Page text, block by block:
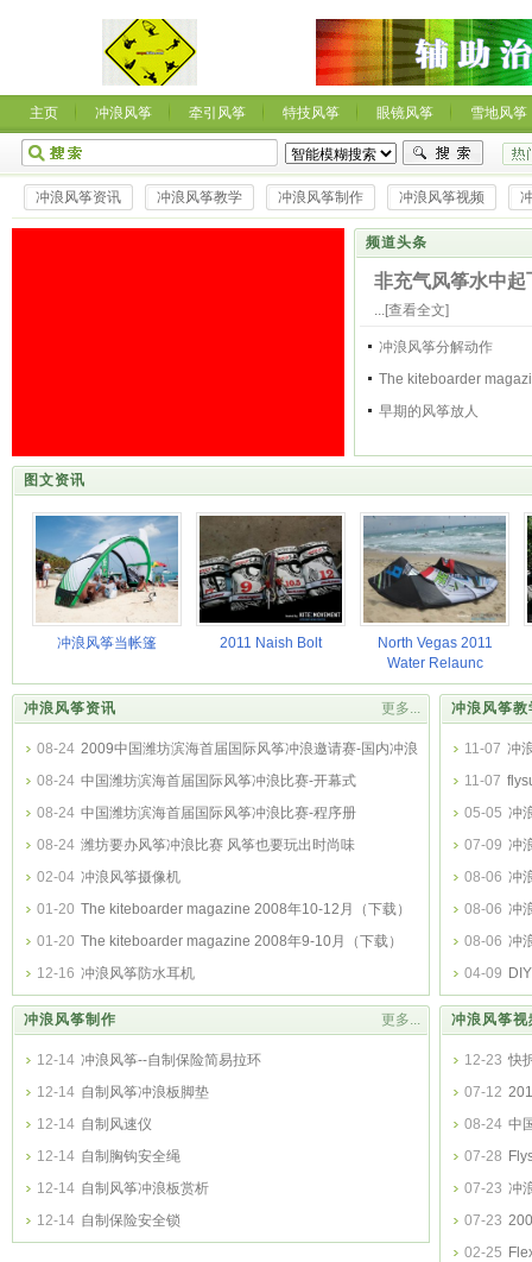
主页 冲浪风筝 牵引风筝 特技风筝 眼镜风筝 雪地风筝
冲浪风筝资讯 冲浪风筝教学 冲浪风筝制作 冲浪风筝视频
频道头条
非充气风筝水中起
...[查看全文]
冲浪风筝分解动作
The kiteboarder
早期的风筝放人
图文资讯
冲浪风筝当帐篷 2011 Naish Bolt
North Vegas 2011
Water Relaunc
冲浪风筝资讯 更多...
08-24 2009中国潍坊滨海首届国际风筝冲浪邀请赛-国内冲浪
风筝选手身影
08-24 中国潍坊滨海首届国际风筝冲浪比赛-开幕式
08-24 中国潍坊滨海首届国际风筝冲浪比赛-程序册
08-24 潍坊要办风筝冲浪比赛 风筝也要玩出时尚味
02-04 冲浪风筝摄像机
01-20 The kiteboarder magazine 2008年10-12月（下载）
01-20 The kiteboarder magazine 2008年9-10月（下载）
12-16 冲浪风筝防水耳机
冲浪风筝教
11-07 冲
11-07
05-05 冲
07-09 冲
08-06 冲
08-06 冲
08-06 冲
04-09
冲浪风筝制作 更多...
12-14 冲浪风筝--自制保险简易拉环
12-14 自制风筝冲浪板脚垫
12-14 自制风速仪
12-14 自制胸钩安全绳
12-14 自制风筝冲浪板赏析
12-14 自制保险安全锁
冲浪风筝视
12-23 快
07-12
08-24 中
07-28
07-23 冲
07-23
02-25